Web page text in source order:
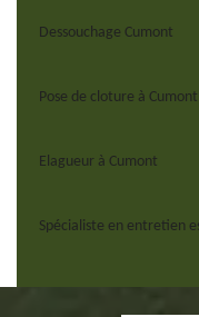
Dessouchage Cumont
Pose de cloture à Cumont
Elagueur à Cumont
Spécialiste en entretien